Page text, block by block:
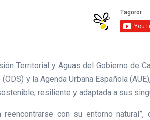
Territorial y Aguas del Gobierno de
y la Agenda Urbana Española
resiliente y adaptada a sus
con su entorno